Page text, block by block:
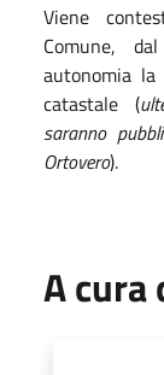
Viene
Comune,
autonomia la
catastale (
saranno
Ortovero).
A cura